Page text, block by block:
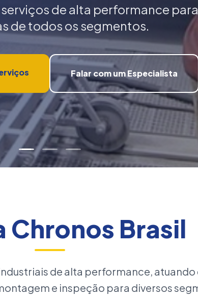
de alta performance para
de todos os segmentos.
Falar com um Especialista
Chronos Brasil
de alta performance, atuando
e inspeção para diversos